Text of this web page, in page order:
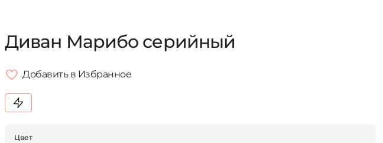
Диван Марибо серийный
Добавить в Избранное
Цвет